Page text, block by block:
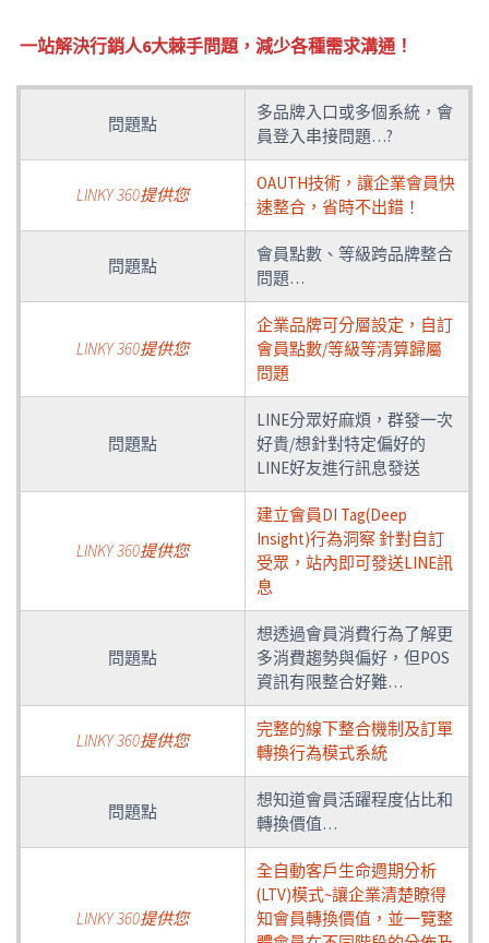
一站解決行銷人6大棘手問題，減少各種需求溝通！
問題點
多品牌入口或多個系統，會
員登入串接問題…?
LINKY 360提供您
OAUTH技術，讓企業會員快
速整合，省時不出錯！
問題點
會員點數、等級跨品牌整合
問題…
LINKY 360提供您
企業品牌可分層設定，自訂
會員點數/等級等清算歸屬
問題
問題點
LINE分眾好麻煩，群發一次
好貴/想針對特定偏好的
LINE好友進行訊息發送
LINKY 360提供您
建立會員DI Tag(Deep
Insight)行為洞察 針對自訂
受眾，站內即可發送LINE訊
息
問題點
想透過會員消費行為了解更
多消費趨勢與偏好，但POS
資訊有限整合好難…
LINKY 360提供您
完整的線下整合機制及訂單
轉換行為模式系統
問題點
想知道會員活躍程度佔比和
轉換價值…
LINKY 360提供您
全自動客戶生命週期分析
(LTV)模式~讓企業清楚瞭得
知會員轉換價值，並一覽整